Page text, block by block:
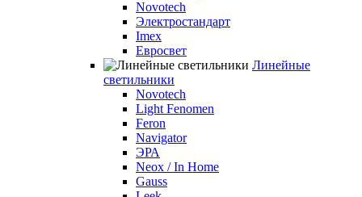
Novotech
Электростандарт
Imex
Евросвет
Линейные
светильники
Novotech
Light Fenomen
Feron
Navigator
ЭРА
Neox / In Home
Gauss